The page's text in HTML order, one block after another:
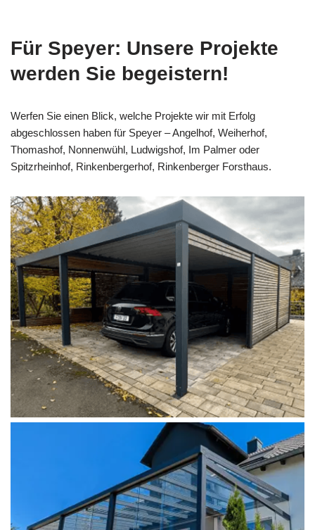
Für Speyer: Unsere Projekte
werden Sie begeistern!
Werfen Sie einen Blick, welche Projekte wir mit Erfolg
abgeschlossen haben für Speyer – Angelhof, Weiherhof,
Thomashof, Nonnenwühl, Ludwigshof, Im Palmer oder
Spitzrheinhof, Rinkenbergerhof, Rinkenberger Forsthaus.